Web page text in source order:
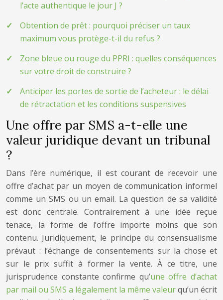
l’acte authentique le jour J ?
Obtention de prêt : pourquoi préciser un taux
maximum vous protège-t-il du refus ?
Zone bleue ou rouge du PPRI : quelles conséquences
sur votre droit de construire ?
Anticiper les portes de sortie de l’acheteur : le délai
de rétractation et les conditions suspensives
Une offre par SMS a-t-elle une
valeur juridique devant un tribunal
?
Dans l’ère numérique, il est courant de recevoir une
offre d’achat par un moyen de communication informel
comme un SMS ou un email. La question de sa validité
est donc centrale. Contrairement à une idée reçue
tenace, la forme de l’offre importe moins que son
contenu. Juridiquement, le principe du consensualisme
prévaut : l’échange de consentements sur la chose et
sur le prix suffit à former la vente. À ce titre, une
jurisprudence constante confirme qu’une offre d’achat
par mail ou SMS a légalement la même valeurqu’un écrit